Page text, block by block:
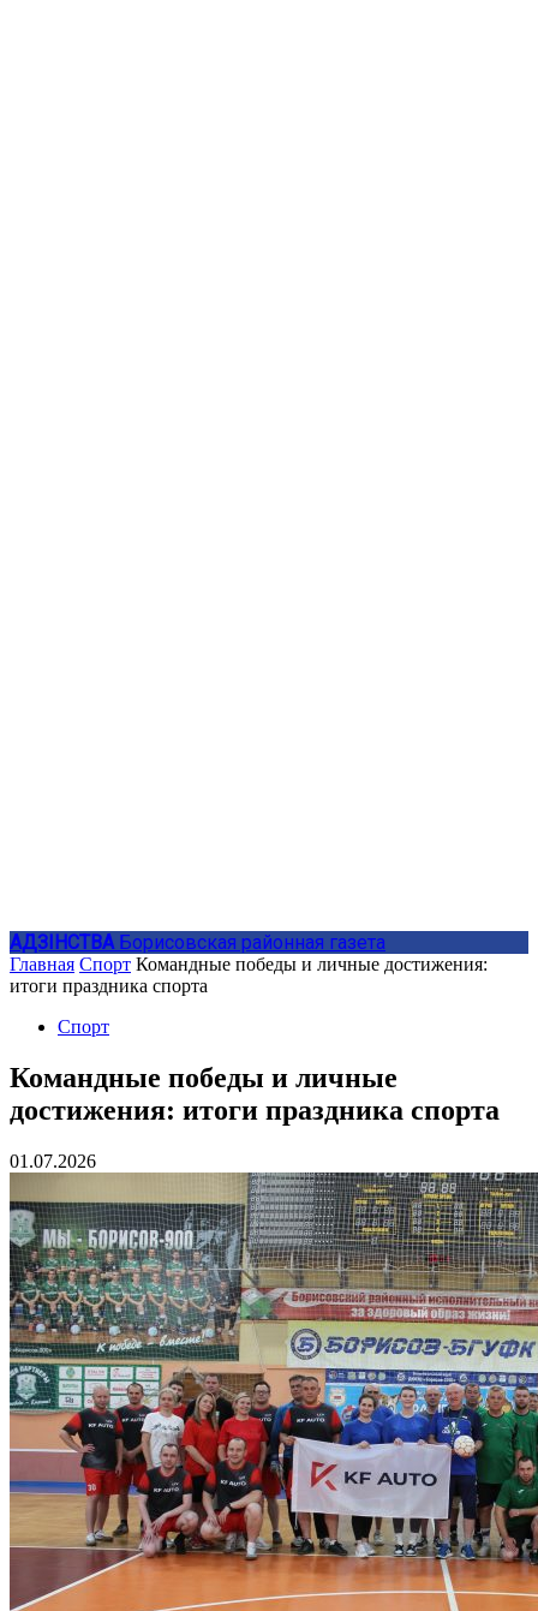
АДЗIНСТВА Борисовская районная газета
Главная Спорт Командные победы и личные достижения:
итоги праздника спорта
Спорт
Командные победы и личные
достижения: итоги праздника спорта
01.07.2026